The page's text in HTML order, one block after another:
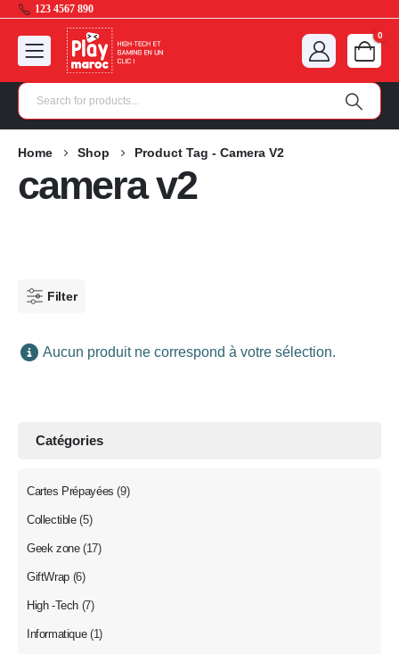
123 4567 890
0
Home Shop Product Tag - Camera V2
camera v2
Filter
Aucun produit ne correspond à votre sélection.
Catégories
Cartes Prépayées (9)
Collectible (5)
Geek zone (17)
GiftWrap (6)
High -Tech (7)
Informatique (1)